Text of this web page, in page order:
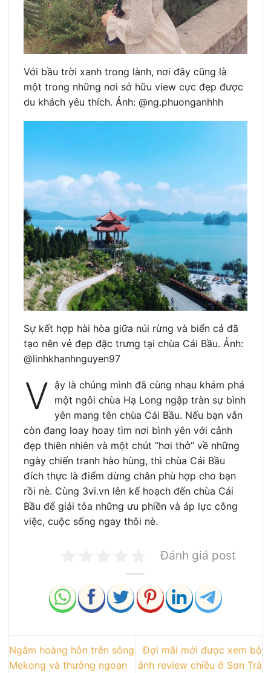
Với bầu trời xanh trong lành, nơi đây cũng là
một trong những nơi sở hữu view cực đẹp được
du khách yêu thích. Ảnh: @ng.phuonganhhh
Sự kết hợp hài hòa giữa núi rừng và biển cả đã
tạo nên vẻ đẹp đặc trưng tại chùa Cái Bầu. Ảnh:
@linhkhanhnguyen97
V ậy là chúng mình đã cùng nhau khám phá
một ngôi chùa Hạ Long ngập tràn sự bình
yên mang tên chùa Cái Bầu. Nếu bạn vẫn
còn đang loay hoay tìm nơi bình yên với cảnh
đẹp thiên nhiên và một chút “hơi thở” về những
ngày chiến tranh hào hùng, thì chùa Cái Bầu
đích thực là điểm dừng chân phù hợp cho bạn
rồi nè. Cùng 3vi.vn lên kế hoạch đến chùa Cái
Bầu để giải tỏa những ưu phiền và áp lực công
việc, cuộc sống ngay thôi nè.
Đánh giá post
Ngắm hoàng hôn trên sông
Mekong và thưởng ngoạn
Đợi mãi mới được xem bộ
ảnh review chiều ở Sơn Trà